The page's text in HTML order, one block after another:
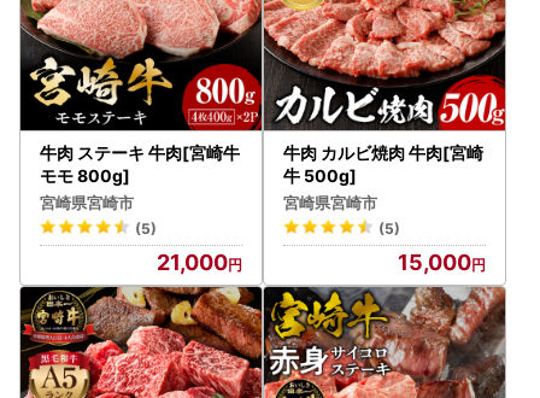
牛肉 ステーキ 牛肉[宮崎牛
モモ 800g]
宮崎県宮崎市
(5)
21,000
牛肉 カルビ焼肉 牛肉[宮崎
牛 500g]
宮崎県宮崎市
(5)
15,000